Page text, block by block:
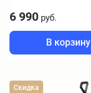
6 990 руб.
В корзину
Скидка